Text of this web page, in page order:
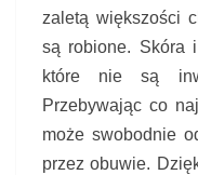
zaletą większości
są robione. Skóra
które nie są
Przebywając co
może swobodnie
przez obuwie.